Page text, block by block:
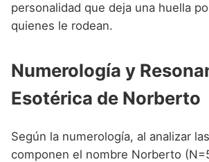
personalidad que deja una huella
quienes le rodean.
Numerología y
Esotérica de Norberto
Según la numerología, al analizar
componen el nombre Norberto